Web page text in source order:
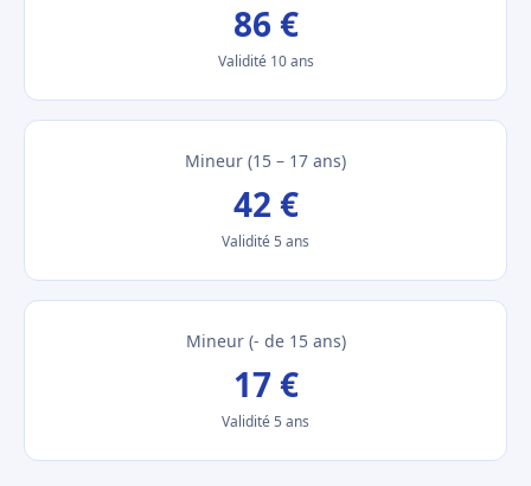
86 €
Validité 10 ans
Mineur (15 – 17 ans)
42 €
Validité 5 ans
Mineur (- de 15 ans)
17 €
Validité 5 ans